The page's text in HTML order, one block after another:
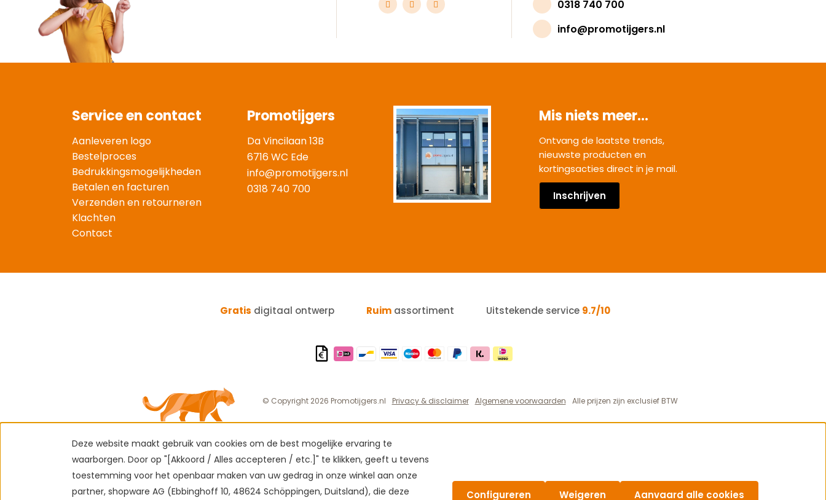
0318 740 700
info@promotijgers.nl
Service en contact
Aanleveren logo
Bestelproces
Bedrukkingsmogelijkheden
Betalen en facturen
Verzenden en retourneren
Klachten
Contact
Promotijgers
Da Vincilaan 13B
6716 WC Ede
info@promotijgers.nl
0318 740 700
Mis niets meer...
Ontvang de laatste trends,
nieuwste producten en
kortingsacties direct in je mail.
Inschrijven
Gratis digitaal ontwerp Ruim assortiment Uitstekende service 9.7/10
© Copyright 2026 Promotijgers.nl Privacy & disclaimer Algemene voorwaarden Alle prijzen zijn exclusief BTW
Deze website maakt gebruik van cookies om de best mogelijke ervaring te
waarborgen. Door op "[Akkoord / Alles accepteren / etc.]" te klikken, geeft u tevens
toestemming voor het openbaar maken van uw gedrag in onze winkel aan onze
partner, shopware AG (Ebbinghoff 10, 48624 Schöppingen, Duitsland), die deze
Weigeren
Configureren Aanvaard alle cookies